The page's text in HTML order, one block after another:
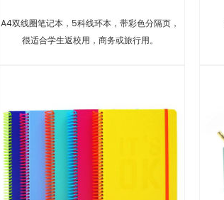
A4双线圈笔记本，5科线环本，带彩色分隔页，
很适合学生返校用，商务或旅行用。